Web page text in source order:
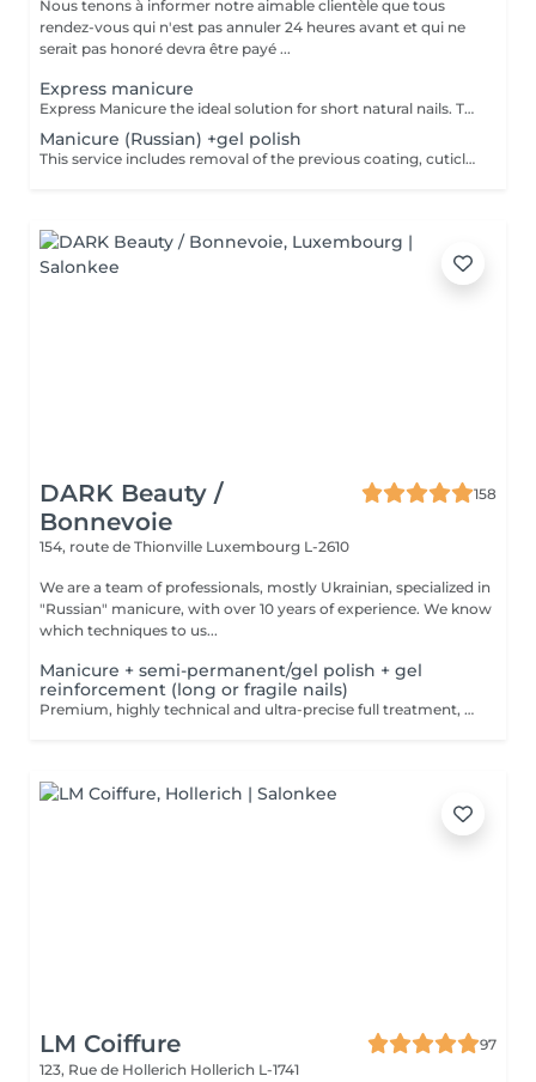
Nous tenons à informer notre aimable clientèle que tous
rendez-vous qui n'est pas annuler 24 heures avant et qui ne
serait pas honoré devra être payé ...
Express manicure
Express Manicure the ideal solution for short natural nails. This service includes removal of the previous coating, quick nail and cuticle care, strengthening with a clear rubber base, and a camouflage top coat finish. No change to your natural nail shape we preserve your preferred oval or square shape.
Manicure (Russian) +gel polish
This service includes removal of the previous coating, cuticle care, sidewall refinement, nail plate preparation, and application of a new gel polish coating. To maintain a neat appearance and long-lasting results, a refill is recommended every 2.53 weeks.
DARK Beauty /
Bonnevoie
158
154, route de Thionville Luxembourg L-2610
We are a team of professionals, mostly Ukrainian, specialized in
"Russian" manicure, with over 10 years of experience. We know
which techniques to us...
Manicure + semi-permanent/gel polish + gel
reinforcement (long or fragile nails)
Premium, highly technical and ultra-precise full treatment, performed mainly with an e-file to achieve a perfectly clean nail contour and apply the polish as close as possible, even slightly under the cuticle. This technique helps visually delay the regrowth by around 10 days. Visual result: -Extremely well-groomed nails, clean contours, flawless shape -Instagram / photo studio effect: neat, precise, with no visible dry skin We also include a gel reinforcement, recommended for long or fragile or broken nails. A perfect solution for flawless and long-lasting nails: -The average durability is 4 weeks!! Service content -> 95€ : -Removal of old semi-permanent and/or gel polish (if needed, already include in this price/service) -Very meticulous preparation of the nail plate -Removal of dead skin -Shape and file nails -Gentle cuticle care -Correction of the nail shape -Gel reinforcement -Application of semi-permanent nail polish -Application of cuticle oil and hand cream Optional : -Price per nail extension on up to 5 nails (if so please book "WITH simple design") +3€/nail -Price per nail for nail art on up to 5 nails (if so please book "WITH simple design") +3€/nail -Price for simple design (French, Chrome, Baby Boomer, Cat Eyes, Stickers, Foil) 6-10 nails -> +20€ -Price for complex design (3D, Hand drawings, Stamping, French with Chrome, Baby Boomer with Chrome, French with Cat Eyes) 6-10 nails -> +30€
LM Coiffure
97
123, Rue de Hollerich Hollerich L-1741